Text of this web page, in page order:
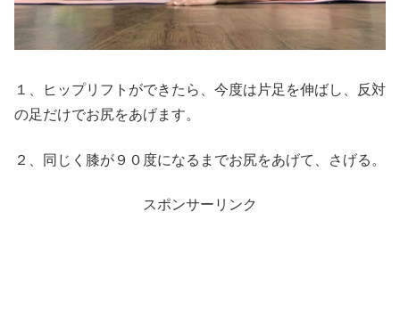
１、ヒップリフトができたら、今度は片足を伸ばし、反対
の足だけでお尻をあげます。
２、同じく膝が９０度になるまでお尻をあげて、さげる。
スポンサーリンク